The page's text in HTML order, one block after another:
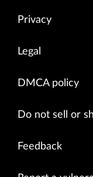
Privacy
Legal
DMCA policy
Do not sell or
Feedback